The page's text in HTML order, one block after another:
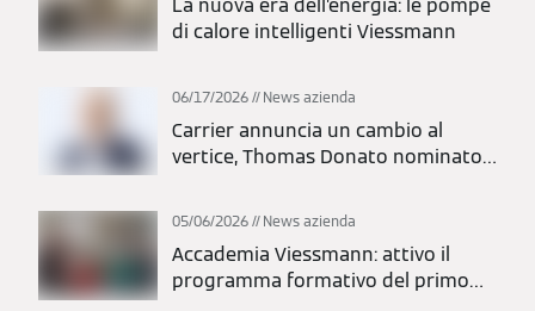
La nuova era dell’energia: le pompe
di calore intelligenti Viessmann
06/17/2026 News azienda
Carrier annuncia un cambio al
vertice, Thomas Donato nominato
05/06/2026 News azienda
Accademia Viessmann: attivo il
programma formativo del primo